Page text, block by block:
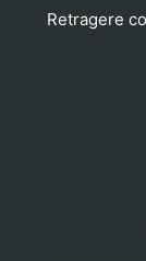
Retragere